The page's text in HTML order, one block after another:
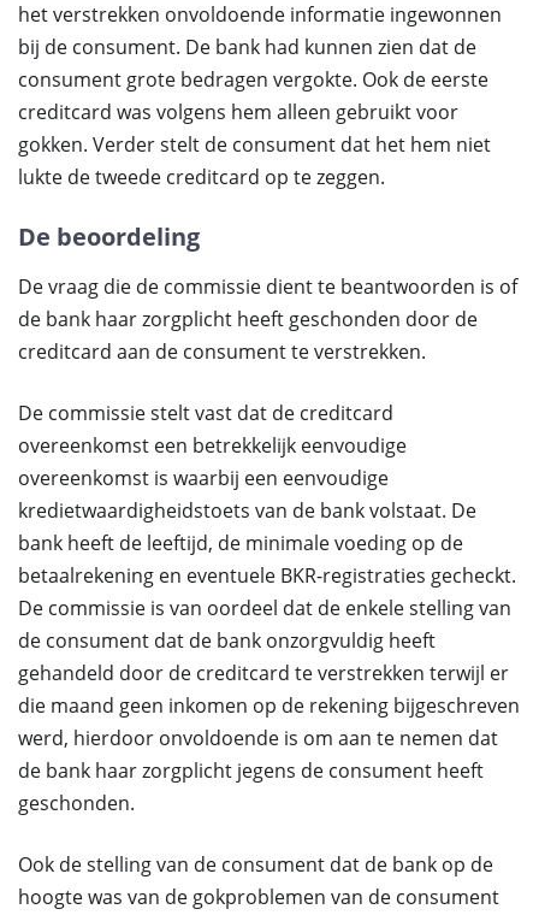
het verstrekken onvoldoende informatie ingewonnen
bij de consument. De bank had kunnen zien dat de
consument grote bedragen vergokte. Ook de eerste
creditcard was volgens hem alleen gebruikt voor
gokken. Verder stelt de consument dat het hem niet
lukte de tweede creditcard op te zeggen.
De beoordeling
De vraag die de commissie dient te beantwoorden is of
de bank haar zorgplicht heeft geschonden door de
creditcard aan de consument te verstrekken.
De commissie stelt vast dat de creditcard
overeenkomst een betrekkelijk eenvoudige
overeenkomst is waarbij een eenvoudige
kredietwaardigheidstoets van de bank volstaat. De
bank heeft de leeftijd, de minimale voeding op de
betaalrekening en eventuele BKR-registraties gecheckt.
De commissie is van oordeel dat de enkele stelling van
de consument dat de bank onzorgvuldig heeft
gehandeld door de creditcard te verstrekken terwijl er
die maand geen inkomen op de rekening bijgeschreven
werd, hierdoor onvoldoende is om aan te nemen dat
de bank haar zorgplicht jegens de consument heeft
geschonden.
Ook de stelling van de consument dat de bank op de
hoogte was van de gokproblemen van de consument